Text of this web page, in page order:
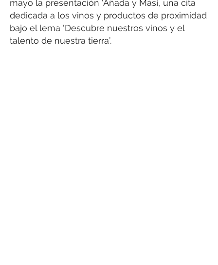
mayo la presentación ‘Añada y Más¡, una cita
dedicada a los vinos y productos de proximidad
bajo el lema ‘Descubre nuestros vinos y el
talento de nuestra tierra’.